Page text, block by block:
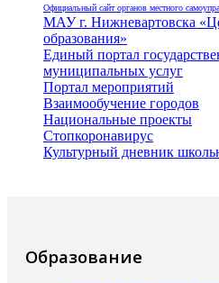
Официальный сайт органов местного
МАУ г. Нижневартовска
образования»
Единый портал
муниципальных услуг
Портал мероприятий
Взаимообучение городов
Национальные проекты
Стопкоронавирус
Культурный дневник
Образование